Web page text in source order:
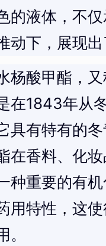
的液体，不
动下，展现
杨酸甲酯，
在1843年从
具有特有的
在香料、化
种重要的有
用特性，这
。